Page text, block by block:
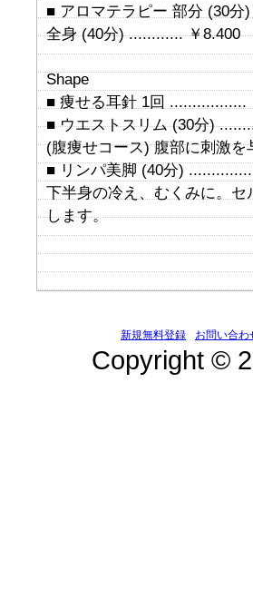
■ アロマテラピー 部分 (30分
全身 (40分) ............ ￥8.400
Shape
■ 痩せる耳針 1回 .................
■ ウエストスリム (30分)
(腹痩せコース) 腹部に刺激
■ リンパ美脚 (40分)
下半身の冷え、むくみに。
します。
新規無料登録 お問い合わ
Copyright ©